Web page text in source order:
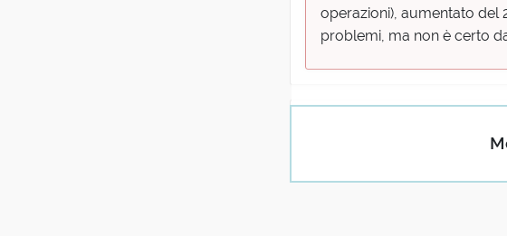
operazioni), aumentato del
problemi, ma non è certo
08 Gennaio 2016 10:43
La norma sull'anatocismo è